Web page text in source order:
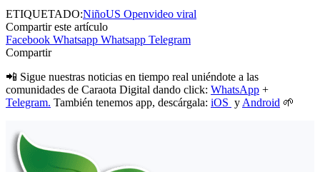
ETIQUETADO:NiñoUS Openvideo viral
Compartir este artículo
Facebook Whatsapp Whatsapp Telegram
Compartir
📲 Sigue nuestras noticias en tiempo real uniéndote a las
comunidades de Caraota Digital dando click: WhatsApp +
Telegram. También tenemos app, descárgala: iOS y Android 🌱